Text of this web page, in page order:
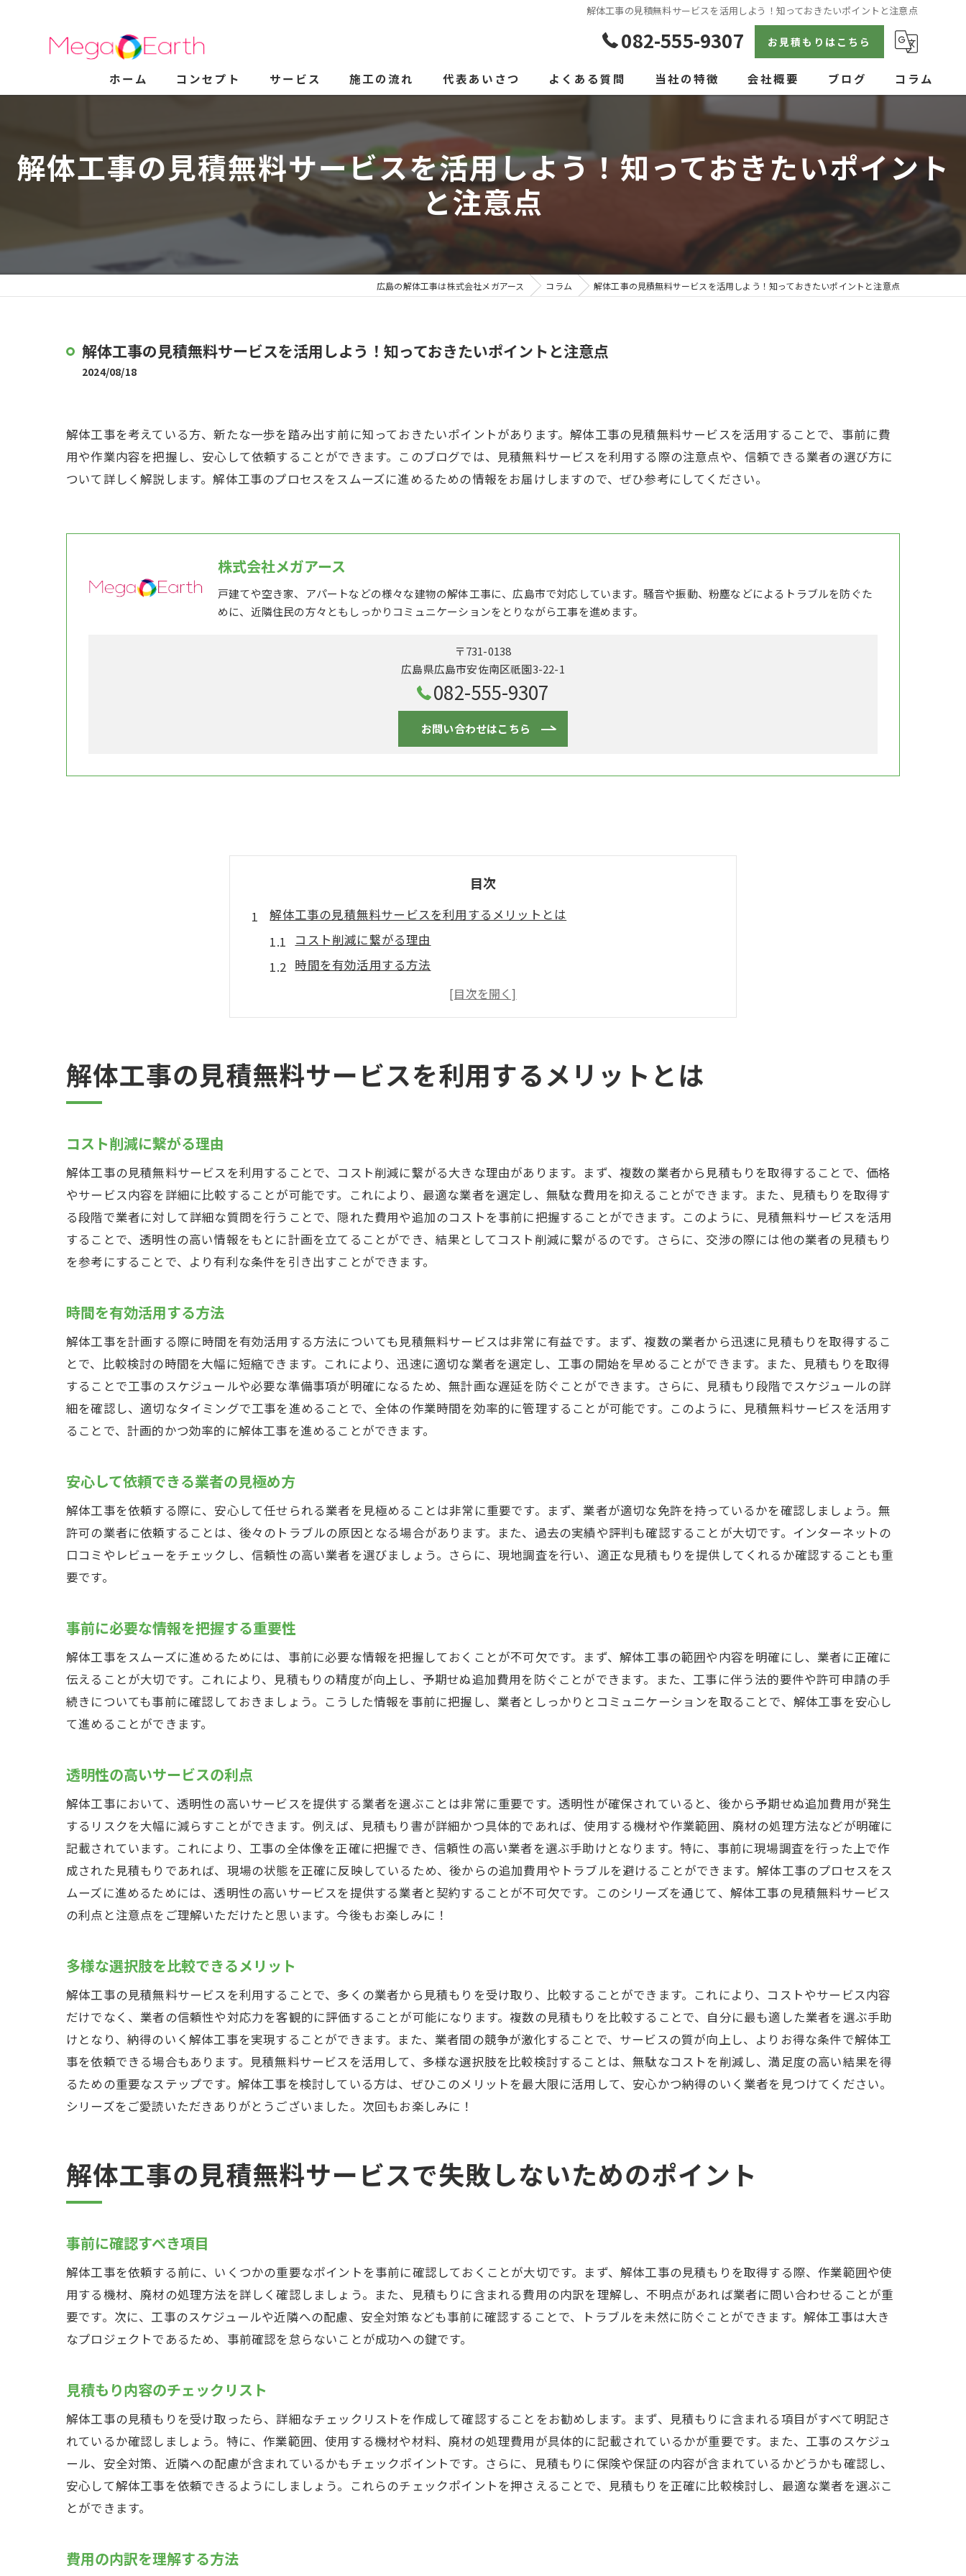
解体工事の見積無料サービスを活用しよう！知っておきたいポイントと注意点
082-555-9307 お見積もりはこちら
ホーム コンセプト サービス 施工の流れ 代表あいさつ よくある質問 当社の特徴
空き家
会社概要 ブログ コラム
解体工事の見積無料サービスを活用しよう！知っておきたいポイント
と注意点
広島の解体工事は株式会社メガアース コラム 解体工事の見積無料サービスを活用しよう！知っておきたいポイントと注意点
解体工事の見積無料サービスを活用しよう！知っておきたいポイントと注意点
2024/08/18
解体工事を考えている方、新たな一歩を踏み出す前に知っておきたいポイントがあります。解体工事の見積無料サービスを活用することで、事前に費
用や作業内容を把握し、安心して依頼することができます。このブログでは、見積無料サービスを利用する際の注意点や、信頼できる業者の選び方に
ついて詳しく解説します。解体工事のプロセスをスムーズに進めるための情報をお届けしますので、ぜひ参考にしてください。
株式会社メガアース
戸建てや空き家、アパートなどの様々な建物の解体工事に、広島市で対応しています。騒音や振動、粉塵などによるトラブルを防ぐた
めに、近隣住民の方々ともしっかりコミュニケーションをとりながら工事を進めます。
〒731-0138
広島県広島市安佐南区祇園3-22-1
082-555-9307
お問い合わせはこちら
目次
解体工事の見積無料サービスを利用するメリットとは
コスト削減に繋がる理由
時間を有効活用する方法
安心して依頼できる業者の見極め方
事前に必要な情報を把握する重要性
多様な選択肢を比較できるメリット
解体工事の見積無料サービスで失敗しないためのポイント
費用の内訳を理解する方法
契約前に確認すべき条件
現地調査の重要性
トラブルを避けるための対策
解体工事を始める前に知っておきたい見積無料サービスの使い方
オンラインとオフラインの選択肢
見積もり依頼のタイミング
比較サイトの活用方法
現地調査をスムーズに進めるコツ
サービスの特徴を理解する
信頼性の高い業者を見つける方法
解体工事の見積無料サービスを利用する際の注意点と対策
契約前に確認すべき重要ポイント
見積もりの信頼性を見極めるコツ
解体工事の見積無料サービスを選ぶ際に確認すべきこと
業者の評判と実績を確認する
サービス内容の詳細をチェック
見積もりの透明性を確認する方法
契約条件の確認ポイント
無料サービスの範囲を理解する
解体工事の見積無料サービスで信頼できる業者を見つけるコツ
業者の選定基準
口コミと評判を活用する方法
現地調査の重要性を理解する
過去の実績を確認する
業者の資格と免許をチェック
コストパフォーマンスを高める見積もりの取り方
効率的なプランニングのコツ
追加コストを抑えるための対策
解体工事の見積無料サービスを利用するメリットとは
コスト削減に繋がる理由
解体工事の見積無料サービスを利用することで、コスト削減に繋がる大きな理由があります。まず、複数の業者から見積もりを取得することで、価格
やサービス内容を詳細に比較することが可能です。これにより、最適な業者を選定し、無駄な費用を抑えることができます。また、見積もりを取得す
る段階で業者に対して詳細な質問を行うことで、隠れた費用や追加のコストを事前に把握することができます。このように、見積無料サービスを活用
することで、透明性の高い情報をもとに計画を立てることができ、結果としてコスト削減に繋がるのです。さらに、交渉の際には他の業者の見積もり
を参考にすることで、より有利な条件を引き出すことができます。
時間を有効活用する方法
解体工事を計画する際に時間を有効活用する方法についても見積無料サービスは非常に有益です。まず、複数の業者から迅速に見積もりを取得するこ
とで、比較検討の時間を大幅に短縮できます。これにより、迅速に適切な業者を選定し、工事の開始を早めることができます。また、見積もりを取得
することで工事のスケジュールや必要な準備事項が明確になるため、無計画な遅延を防ぐことができます。さらに、見積もり段階でスケジュールの詳
細を確認し、適切なタイミングで工事を進めることで、全体の作業時間を効率的に管理することが可能です。このように、見積無料サービスを活用す
ることで、計画的かつ効率的に解体工事を進めることができます。
安心して依頼できる業者の見極め方
解体工事を依頼する際に、安心して任せられる業者を見極めることは非常に重要です。まず、業者が適切な免許を持っているかを確認しましょう。無
許可の業者に依頼することは、後々のトラブルの原因となる場合があります。また、過去の実績や評判も確認することが大切です。インターネットの
口コミやレビューをチェックし、信頼性の高い業者を選びましょう。さらに、現地調査を行い、適正な見積もりを提供してくれるか確認することも重
要です。
事前に必要な情報を把握する重要性
解体工事をスムーズに進めるためには、事前に必要な情報を把握しておくことが不可欠です。まず、解体工事の範囲や内容を明確にし、業者に正確に
伝えることが大切です。これにより、見積もりの精度が向上し、予期せぬ追加費用を防ぐことができます。また、工事に伴う法的要件や許可申請の手
続きについても事前に確認しておきましょう。こうした情報を事前に把握し、業者としっかりとコミュニケーションを取ることで、解体工事を安心し
て進めることができます。
透明性の高いサービスの利点
解体工事において、透明性の高いサービスを提供する業者を選ぶことは非常に重要です。透明性が確保されていると、後から予期せぬ追加費用が発生
するリスクを大幅に減らすことができます。例えば、見積もり書が詳細かつ具体的であれば、使用する機材や作業範囲、廃材の処理方法などが明確に
記載されています。これにより、工事の全体像を正確に把握でき、信頼性の高い業者を選ぶ手助けとなります。特に、事前に現場調査を行った上で作
成された見積もりであれば、現場の状態を正確に反映しているため、後からの追加費用やトラブルを避けることができます。解体工事のプロセスをス
ムーズに進めるためには、透明性の高いサービスを提供する業者と契約することが不可欠です。このシリーズを通じて、解体工事の見積無料サービス
の利点と注意点をご理解いただけたと思います。今後もお楽しみに！
多様な選択肢を比較できるメリット
解体工事の見積無料サービスを利用することで、多くの業者から見積もりを受け取り、比較することができます。これにより、コストやサービス内容
だけでなく、業者の信頼性や対応力を客観的に評価することが可能になります。複数の見積もりを比較することで、自分に最も適した業者を選ぶ手助
けとなり、納得のいく解体工事を実現することができます。また、業者間の競争が激化することで、サービスの質が向上し、よりお得な条件で解体工
事を依頼できる場合もあります。見積無料サービスを活用して、多様な選択肢を比較検討することは、無駄なコストを削減し、満足度の高い結果を得
るための重要なステップです。解体工事を検討している方は、ぜひこのメリットを最大限に活用して、安心かつ納得のいく業者を見つけてください。
シリーズをご愛読いただきありがとうございました。次回もお楽しみに！
解体工事の見積無料サービスで失敗しないためのポイント
事前に確認すべき項目
解体工事を依頼する前に、いくつかの重要なポイントを事前に確認しておくことが大切です。まず、解体工事の見積もりを取得する際、作業範囲や使
用する機材、廃材の処理方法を詳しく確認しましょう。また、見積もりに含まれる費用の内訳を理解し、不明点があれば業者に問い合わせることが重
要です。次に、工事のスケジュールや近隣への配慮、安全対策なども事前に確認することで、トラブルを未然に防ぐことができます。解体工事は大き
なプロジェクトであるため、事前確認を怠らないことが成功への鍵です。
見積もり内容のチェックリスト
解体工事の見積もりを受け取ったら、詳細なチェックリストを作成して確認することをお勧めします。まず、見積もりに含まれる項目がすべて明記さ
れているか確認しましょう。特に、作業範囲、使用する機材や材料、廃材の処理費用が具体的に記載されているかが重要です。また、工事のスケジュ
ール、安全対策、近隣への配慮が含まれているかもチェックポイントです。さらに、見積もりに保険や保証の内容が含まれているかどうかも確認し、
安心して解体工事を依頼できるようにしましょう。これらのチェックポイントを押さえることで、見積もりを正確に比較検討し、最適な業者を選ぶこ
とができます。
費用の内訳を理解する方法